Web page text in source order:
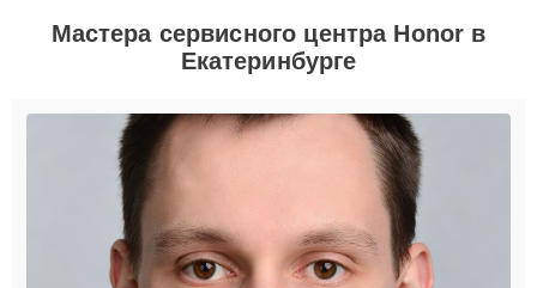
Мастера сервисного центра Honor в
Екатеринбурге